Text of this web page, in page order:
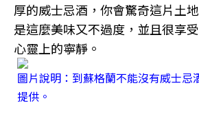
厚的威士忌酒，你會驚奇這片土
是這麼美味又不過度，並且很享
心靈上的寧靜。
圖片說明：到蘇格蘭不能沒有威士忌
提供。